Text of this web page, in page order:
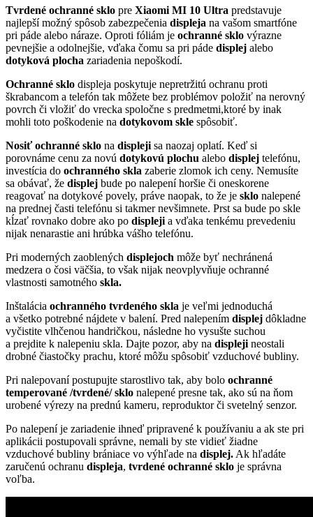
Tvrdené ochranné sklo pre Xiaomi MI 10 Ultra predstavuje
najlepší možný spôsob zabezpečenia displeja na vašom smartfóne
pri páde alebo náraze. Oproti fóliám je ochranné sklo výrazne
pevnejšie a odolnejšie, vďaka čomu sa pri páde displej alebo
dotyková plocha zariadenia nepoškodí.
Ochranné sklo displeja poskytuje nepretržitú ochranu proti
škrabancom a telefón tak môžete bez problémov položiť na nerovný
povrch či vložiť do vrecka spoločne s predmetmi,ktoré by inak
mohli toto poškodenie na dotykovom skle spôsobiť.
Nosiť ochranné sklo na displeji sa naozaj oplatí. Keď si
porovnáme cenu za novú dotykovú plochu alebo displej telefónu,
investícia do ochranného skla zaberie zlomok ich ceny. Nemusíte
sa obávať, že displej bude po nalepení horšie či oneskorene
reagovať na dotykové povely, práve naopak, to že je sklo nalepené
na prednej časti telefónu si takmer nevšimnete. Prst sa bude po skle
kĺzať rovnako dobre ako po displeji a vďaka tenkému prevedeniu
nijak nenarastie ani hrúbka vášho telefónu.
Pri moderných zaoblených displejoch môže byť nechránená
medzera o čosi väčšia, to však nijak neovplyvňuje ochranné
vlastnosti samotného skla.
Inštalácia ochranného tvrdeného skla je veľmi jednoduchá
a všetko potrebné nájdete v balení. Pred nalepením displej dôkladne
vyčistite vlhčenou handričkou, následne ho vysušte suchou
a prejdite k nalepeniu skla. Dajte pozor, aby na displeji neostali
drobné čiastočky prachu, ktoré môžu spôsobiť vzduchové bubliny.
Pri nalepovaní postupujte starostlivo tak, aby bolo ochranné
temperované /tvrdené/ sklo nalepené presne tak, ako sú na ňom
urobené výrezy na prednú kameru, reproduktor či svetelný senzor.
Po nalepení je zariadenie ihneď pripravené k používaniu a ak ste pri
aplikácii postupovali správne, nemali by ste vidieť žiadne
vzduchové bubliny brániace vo výhľade na displej. Ak hľadáte
zaručenú ochranu displeja, tvrdené ochranné sklo je správna
voľba.